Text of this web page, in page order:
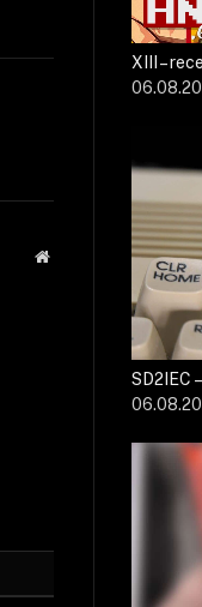
Strona
XIII –
SD2IEC